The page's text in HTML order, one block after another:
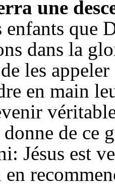
une
enfants que
dans la
les
en main
de ce
Jésus est